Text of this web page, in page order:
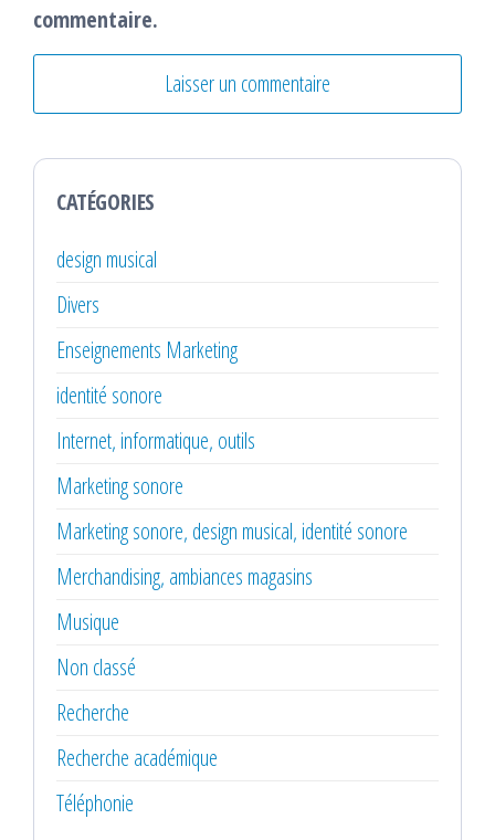
commentaire.
CATÉGORIES
design musical
Divers
Enseignements Marketing
identité sonore
Internet, informatique, outils
Marketing sonore
Marketing sonore, design musical, identité sonore
Merchandising, ambiances magasins
Musique
Non classé
Recherche
Recherche académique
Téléphonie